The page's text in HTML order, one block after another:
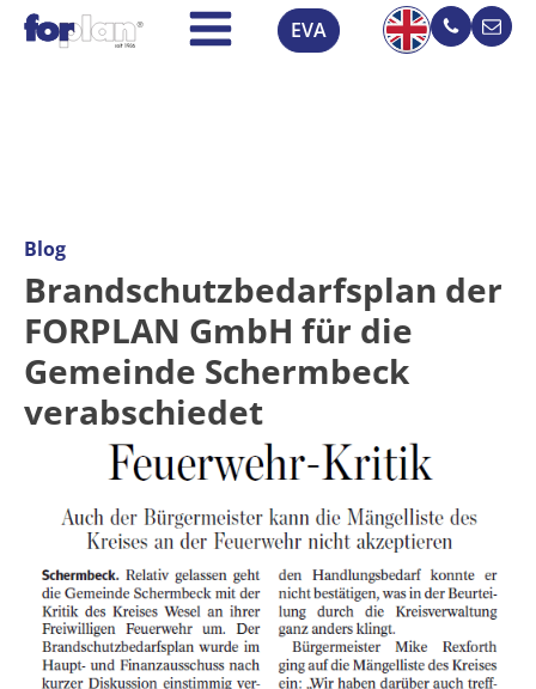
EVA
Blog
Brandschutzbedarfsplan der
FORPLAN GmbH für die
Gemeinde Schermbeck
verabschiedet